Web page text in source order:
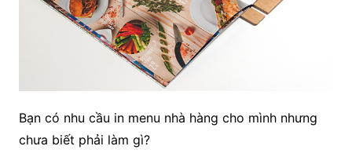
Bạn có nhu cầu in menu nhà hàng cho mình nhưng
chưa biết phải làm gì?